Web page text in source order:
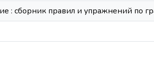
: сборник правил и упражнений по